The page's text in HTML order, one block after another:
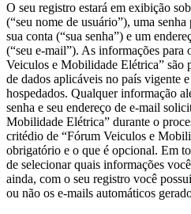
O seu registro estará em exibição
(“seu nome de usuário”), uma
sua conta (“sua senha”) e um
(“seu e-mail”). As informações para
Veiculos e Mobilidade Elétrica” são
de dados aplicáveis no país vigente
hospedados. Qualquer informação
senha e seu endereço de e-mail
Mobilidade Elétrica” durante o
critédio de “Fórum Veiculos e
obrigatório e o que é opcional. Em
de selecionar quais informações
ainda, com o seu registro você
ou não os e-mails automáticos